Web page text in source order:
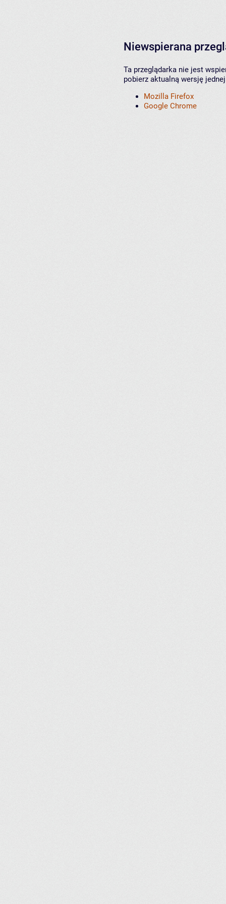
Niewspierana
Ta przeglądarka nie jest
pobierz aktualną wersję
Mozilla Firefox
Google Chrome